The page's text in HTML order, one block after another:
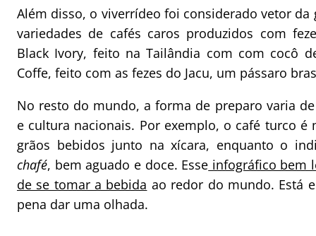
Além disso, o viverrídeo foi considerado vetor da
variedades de cafés caros produzidos com
Black Ivory, feito na Tailândia com com cocô
Coffe, feito com as fezes do Jacu, um pássaro
No resto do mundo, a forma de preparo varia
e cultura nacionais. Por exemplo, o café turco
grãos bebidos junto na xícara, enquanto o
chafé, bem aguado e doce. Esse infográfico bem
de se tomar a bebida ao redor do mundo. Está
pena dar uma olhada.